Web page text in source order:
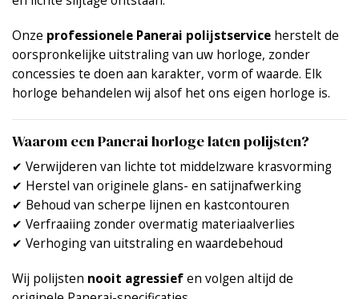
Onze professionele Panerai polijstservice herstelt de
oorspronkelijke uitstraling van uw horloge, zonder
concessies te doen aan karakter, vorm of waarde. Elk
horloge behandelen wij alsof het ons eigen horloge is.
Waarom een Panerai horloge laten polijsten?
✔ Verwijderen van lichte tot middelzware krasvorming
✔ Herstel van originele glans- en satijnafwerking
✔ Behoud van scherpe lijnen en kastcontouren
✔ Verfraaiing zonder overmatig materiaalverlies
✔ Verhoging van uitstraling en waardebehoud
Wij polijsten nooit agressiefen volgen altijd de